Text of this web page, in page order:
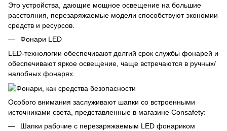
Это устройства, дающие мощное освещение на большие
расстояния, перезаряжаемые модели способствуют экономии
средств и ресурсов.
Фонари LED
LED-технологии обеспечивают долгий срок службы фонарей и
обеспечивают яркое освещение, чаще встречаются в ручных/
налобных фонарях.
Особого внимания заслуживают шапки со встроенными
источниками света, представленные в магазине Consafety:
Шапки рабочие с перезаряжаемым LED фонариком